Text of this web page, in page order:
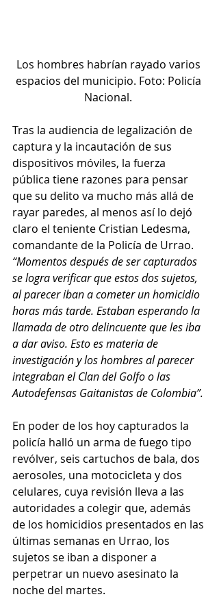
Los hombres habrían rayado varios
espacios del municipio. Foto: Policía
Nacional.
Tras la audiencia de legalización de
captura y la incautación de sus
dispositivos móviles, la fuerza
pública tiene razones para pensar
que su delito va mucho más allá de
rayar paredes, al menos así lo dejó
claro el teniente Cristian Ledesma,
comandante de la Policía de Urrao.
“Momentos después de ser capturados
se logra verificar que estos dos sujetos,
al parecer iban a cometer un homicidio
horas más tarde. Estaban esperando la
llamada de otro delincuente que les iba
a dar aviso. Esto es materia de
investigación y los hombres al parecer
integraban el Clan del Golfo o las
Autodefensas Gaitanistas de Colombia”.
En poder de los hoy capturados la
policía halló un arma de fuego tipo
revólver, seis cartuchos de bala, dos
aerosoles, una motocicleta y dos
celulares, cuya revisión lleva a las
autoridades a colegir que, además
de los homicidios presentados en las
últimas semanas en Urrao, los
sujetos se iban a disponer a
perpetrar un nuevo asesinato la
noche del martes.